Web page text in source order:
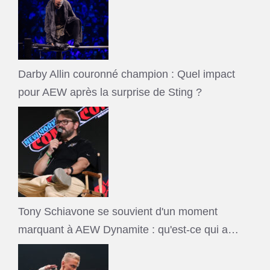
Darby Allin couronné champion : Quel impact
pour AEW après la surprise de Sting ?
Tony Schiavone se souvient d'un moment
marquant à AEW Dynamite : qu'est-ce qui a…